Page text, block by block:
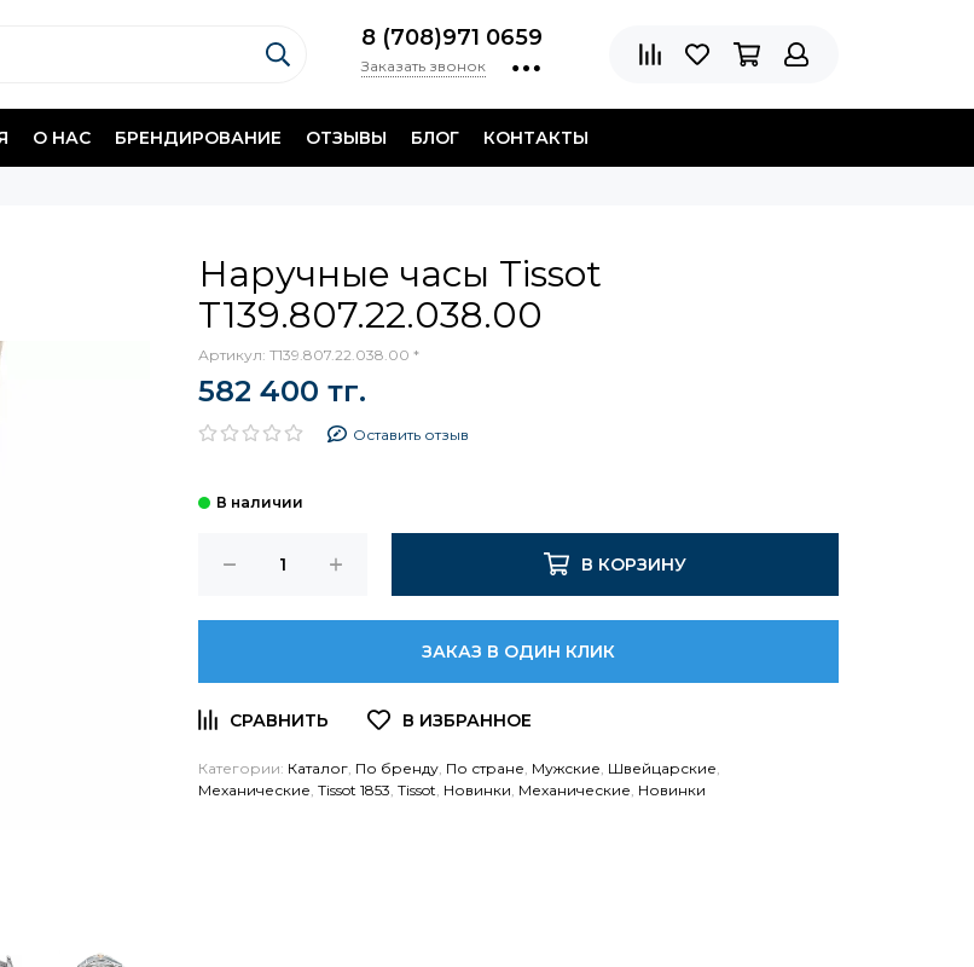
8 (708)971 0659
Заказать звонок
О НАС БРЕНДИРОВАНИЕ ОТЗЫВЫ БЛОГ КОНТАКТЫ
Наручные часы Tissot
T139.807.22.038.00
Артикул: T139.807.22.038.00 *
582 400 тг.
Оставить отзыв
В КОРЗИНУ
ЗАКАЗ В ОДИН КЛИК
Категории: Каталог По бренду По стране Мужские Швейцарские
Механические Tissot 1853 Tissot Новинки Механические Новинки